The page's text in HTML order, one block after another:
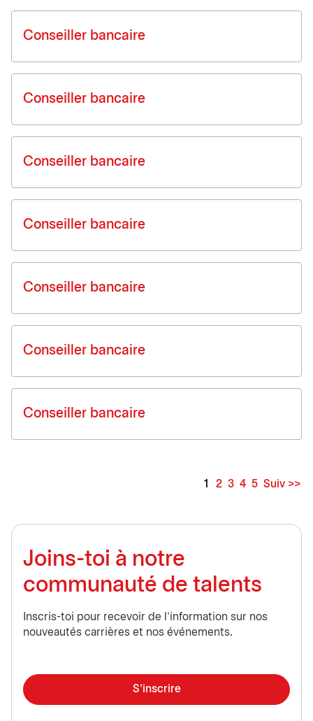
Conseiller bancaire
Conseiller bancaire
Conseiller bancaire
Conseiller bancaire
Conseiller bancaire
Conseiller bancaire
Conseiller bancaire
Page
1 2 3 4 5 Suiv >>
Joins-toi à notre
communauté de talents
Inscris-toi pour recevoir de l'information sur nos
nouveautés carrières et nos événements.
S'inscrire